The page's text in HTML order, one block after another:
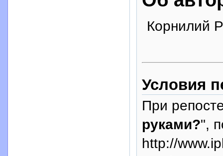
Корнилий
Условия
При
руками?",
http://